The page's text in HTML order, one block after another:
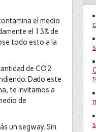
el medio
el 13% de
todo esto a la
de CO2
Dado este
te invitamos a
de
un segway. Sin